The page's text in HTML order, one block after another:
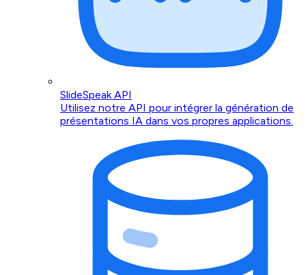
SlideSpeak API
Utilisez notre API pour intégrer la génération de
présentations IA dans vos propres applications.